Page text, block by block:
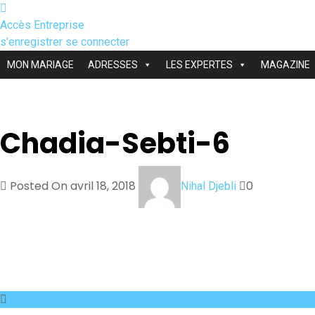
Accès Entreprise
s’enregistrer se connecter
MON MARIAGE ADRESSES LES EXPERTES MAGAZINE
Chadia-Sebti-6
Posted On avril 18, 2018 Nihal Djebli 0